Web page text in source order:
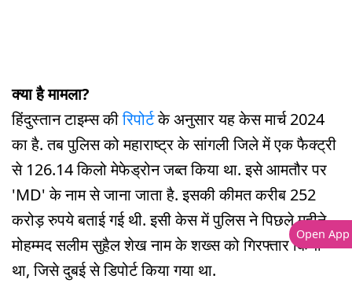
क्या है मामला?
हिंदुस्तान टाइम्स कीरिपोर्टके अनुसार यह केस मार्च 2024
का है. तब पुलिस को महाराष्ट्र के सांगली जिले में एक फैक्ट्री
से 126.14 किलो मेफेड्रोन जब्त किया था. इसे आमतौर पर
'MD' के नाम से जाना जाता है. इसकी कीमत करीब 252
करोड़ रुपये बताई गई थी. इसी केस में पुलिस ने पिछले महीने
मोहम्मद सलीम सुहैल शेख नाम के शख्स को गिरफ्तार किया
था, जिसे दुबई से डिपोर्ट किया गया था.
Open App